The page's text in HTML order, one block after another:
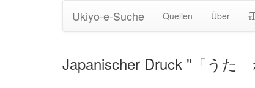
Ukiyo-e-Suche Quellen Über
Japanischer Druck "「うた